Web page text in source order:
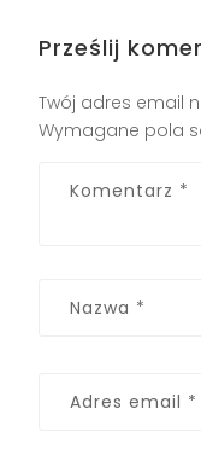
Prześlij
Twój adres email
Wymagane pola